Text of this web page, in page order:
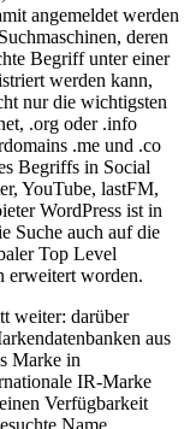
angemeldet werden
deren
Begriff unter einer
werden kann,
nur die wichtigsten
.org oder .info
.me und .co
Begriffs in Social
YouTube, lastFM,
WordPress ist in
Suche auch auf die
Top Level
erweitert worden.
weiter: darüber
aus
Marke in
IR-Marke
Verfügbarkeit